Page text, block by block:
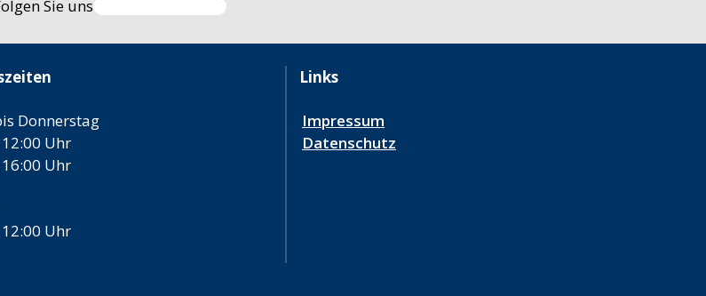
Sie uns
Donnerstag
Uhr
Uhr
Uhr
Links
Impressum
Datenschutz